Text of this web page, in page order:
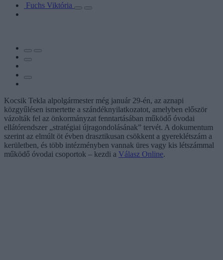
Fuchs Viktória
Kocsik Tekla alpolgármester még január 29-én, az aznapi
közgyűlésen ismertette a szándéknyilatkozatot, amelyben először
vázolták fel az önkormányzat fenntartásában működő óvodai
ellátórendszer „stratégiai újragondolásának” tervét. A dokumentum
szerint az elmúlt öt évben drasztikusan csökkent a gyereklétszám a
kerületben, és több intézményben vannak üres vagy kis létszámmal
működő óvodai csoportok – kezdi a Válasz Online.